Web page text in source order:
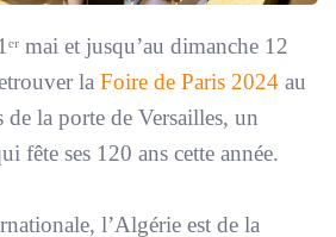
mai et jusqu’au dimanche 12
la Foire de Paris 2024 au
la porte de Versailles, un
fête ses 120 ans cette année.
l’Algérie est de la